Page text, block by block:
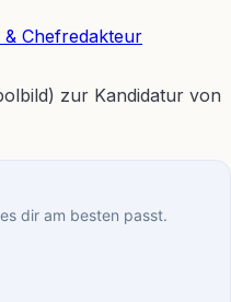
Chefredakteur
dir am besten passt.